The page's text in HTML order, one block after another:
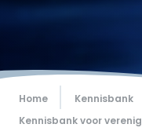
Home
Kennisbank
Kennisbank voor